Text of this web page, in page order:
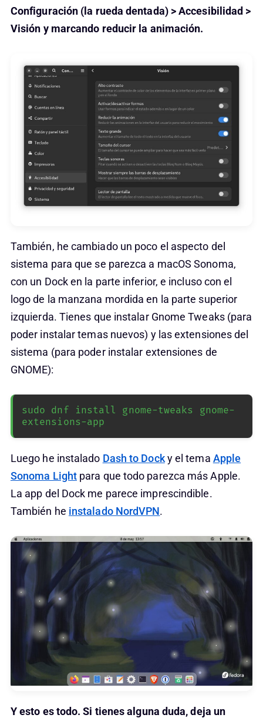
Configuración (la rueda dentada) > Accesibilidad >
Visión y marcando reducir la animación.
También, he cambiado un poco el aspecto del
sistema para que se parezca a macOS Sonoma,
con un Dock en la parte inferior, e incluso con el
logo de la manzana mordida en la parte superior
izquierda. Tienes que instalar Gnome Tweaks (para
poder instalar temas nuevos) y las extensiones del
sistema (para poder instalar extensiones de
GNOME):
sudo dnf install gnome-tweaks gnome-
extensions-app
Luego he instalado Dash to Docky el tema Apple
Sonoma Light para que todo parezca más Apple.
La app del Dock me parece imprescindible.
También he instalado NordVPN.
Y esto es todo. Si tienes alguna duda, deja un